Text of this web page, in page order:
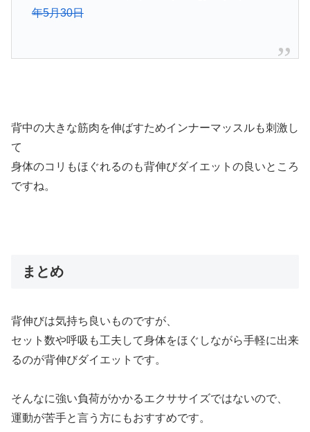
年5月30日
背中の大きな筋肉を伸ばすためインナーマッスルも刺激し
て
身体のコリもほぐれるのも背伸びダイエットの良いところ
ですね。
まとめ
背伸びは気持ち良いものですが、
セット数や呼吸も工夫して身体をほぐしながら手軽に出来
るのが背伸びダイエットです。
そんなに強い負荷がかかるエクササイズではないので、
運動が苦手と言う方にもおすすめです。